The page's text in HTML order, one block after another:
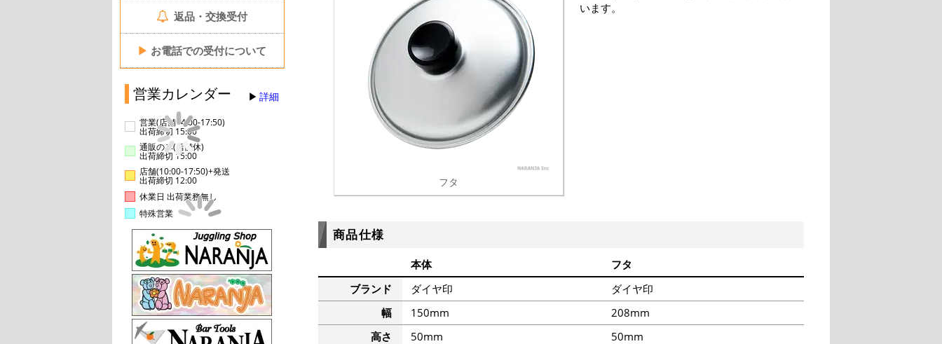
返品・交換受付
▶ お電話での受付について
営業カレンダー 詳細
営業(店舗14:00-17:50)
出荷締切 15:00
通販のみ(店舗休)
出荷締切 15:00
店舗(10:00-17:50)+発送
出荷締切 12:00
休業日 出荷業務無し
特殊営業
フタ
います。
商品仕様
本体
ブランド
ダイヤ印
幅
150mm
高さ
50mm
フタ
ダイヤ印
208mm
50mm